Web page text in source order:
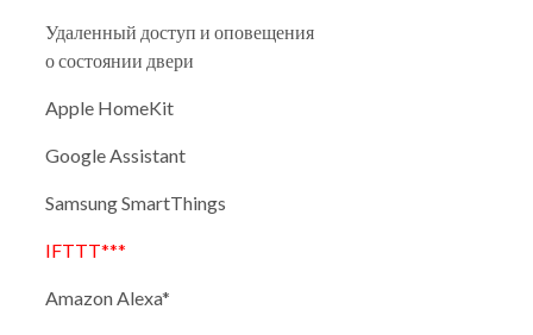
Удаленный доступ и оповещения
о состоянии двери
Apple HomeKit
Google Assistant
Samsung SmartThings
IFTTT***
Amazon Alexa*